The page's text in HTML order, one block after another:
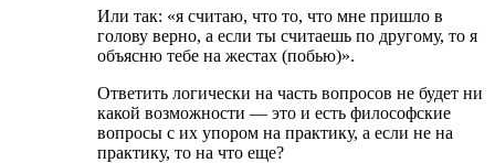
Или так: «я считаю, что то, что мне пришло в
голову верно, а если ты считаешь по другому, то я
объясню тебе на жестах (побью)».
Ответить логически на часть вопросов не будет ни
какой возможности — это и есть философские
вопросы с их упором на практику, а если не на
практику, то на что еще?